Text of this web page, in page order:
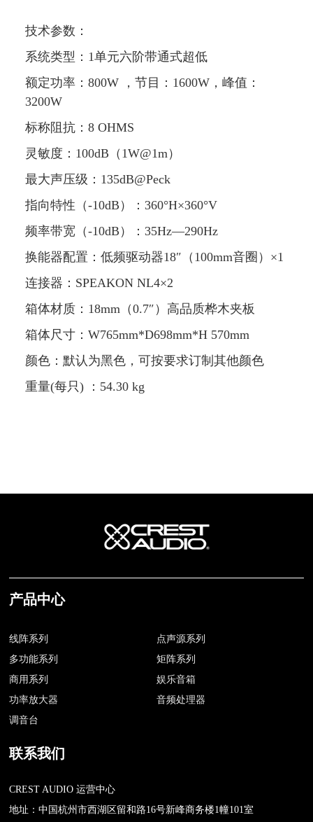
技术参数：
系统类型：1单元六阶带通式超低
额定功率：800W ，节目：1600W，峰值：
3200W
标称阻抗：8 OHMS
灵敏度：100dB（1W@1m）
最大声压级：135dB@Peck
指向特性（-10dB）：360°H×360°V
频率带宽（-10dB）：35Hz—290Hz
换能器配置：低频驱动器18″（100mm音圈）×1
连接器：SPEAKON NL4×2
箱体材质：18mm（0.7″）高品质桦木夹板
箱体尺寸：W765mm*D698mm*H 570mm
颜色：默认为黑色，可按要求订制其他颜色
重量(每只) ：54.30 kg
产品中心
线阵系列
点声源系列
多功能系列
矩阵系列
商用系列
娱乐音箱
功率放大器
音频处理器
调音台
联系我们
CREST AUDIO 运营中心
地址：中国杭州市西湖区留和路16号新峰商务楼1幢101室